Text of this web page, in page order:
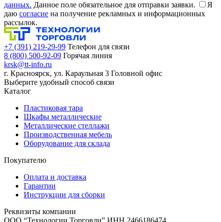
данных. Данное поле обязательное для отправки заявки.
Я
даю согласие на получение рекламных и информационных
рассылок.
+7 (391) 219-29-99 Телефон для связи
8 (800) 500-92-09 Горячая линия
krsk@tt-info.ru
г. Красноярск, ул. Караульная 3 Головной офис
Выберите удобный способ связи
Каталог
Пластиковая тара
Шкафы металлические
Металлические стеллажи
Производственная мебель
Оборудование для склада
Покупателю
Оплата и доставка
Гарантии
Инструкции для сборки
Реквизиты компании
ООО “Технологии Торговли” ИНН 2466186474